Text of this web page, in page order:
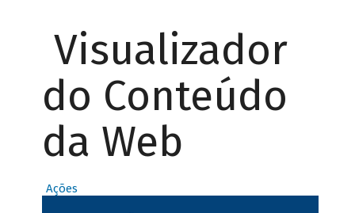
Visualizador
do Conteúdo
da Web
Ações